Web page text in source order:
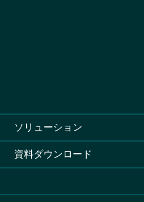
ソリューション
資料ダウンロード